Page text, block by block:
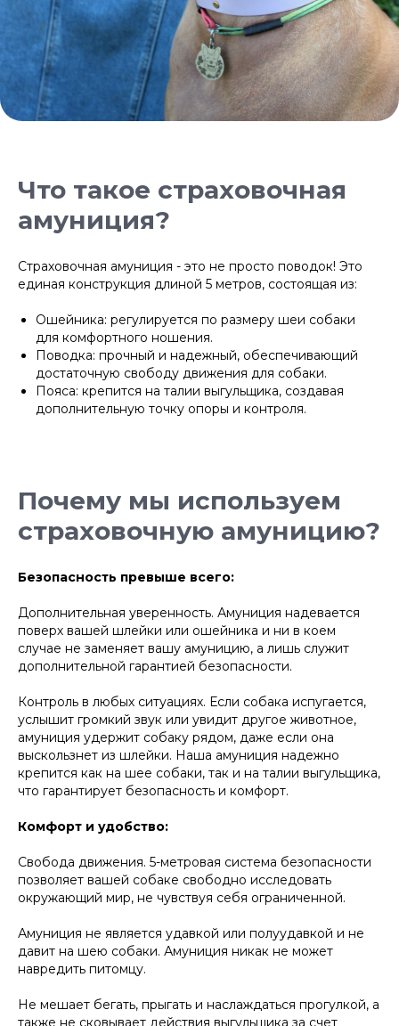
Что такое страховочная
амуниция?
Страховочная амуниция - это не просто поводок! Это
единая конструкция длиной 5 метров, состоящая из:
Ошейника: регулируется по размеру шеи собаки
для комфортного ношения.
Поводка: прочный и надежный, обеспечивающий
достаточную свободу движения для собаки.
Пояса: крепится на талии выгульщика, создавая
дополнительную точку опоры и контроля.
Почему мы используем
страховочную амуницию?
Безопасность превыше всего:
Дополнительная уверенность. Амуниция надевается
поверх вашей шлейки или ошейника и ни в коем
случае не заменяет вашу амуницию, а лишь служит
дополнительной гарантией безопасности.
Контроль в любых ситуациях. Если собака испугается,
услышит громкий звук или увидит другое животное,
амуниция удержит собаку рядом, даже если она
выскользнет из шлейки. Наша амуниция надежно
крепится как на шее собаки, так и на талии выгульщика,
что гарантирует безопасность и комфорт.
Комфорт и удобство:
Свобода движения. 5-метровая система безопасности
позволяет вашей собаке свободно исследовать
окружающий мир, не чувствуя себя ограниченной.
Амуниция не является удавкой или полуудавкой и не
давит на шею собаки. Амуниция никак не может
навредить питомцу.
Не мешает бегать, прыгать и наслаждаться прогулкой, а
также не сковывает действия выгульщика за счет